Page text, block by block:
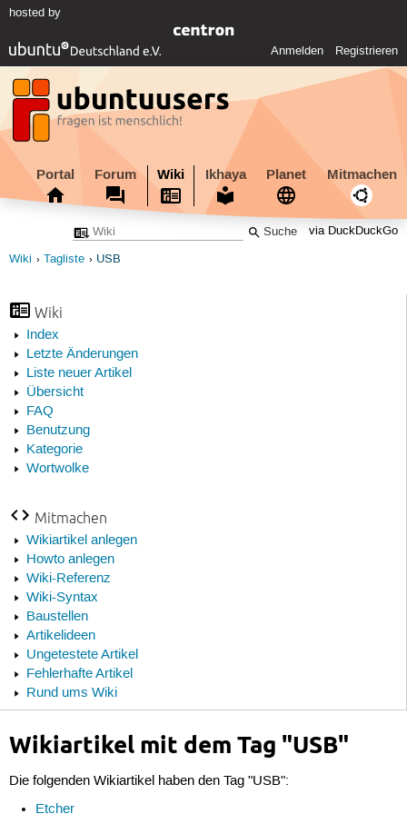
hosted by
Anmelden Registrieren
Portal Forum Wiki Ikhaya Planet Mitmachen
via DuckDuckGo
Wiki Tagliste USB
Wiki
Index
Letzte Änderungen
Liste neuer Artikel
Übersicht
FAQ
Benutzung
Kategorie
Wortwolke
Mitmachen
Wikiartikel anlegen
Howto anlegen
Wiki-Referenz
Wiki-Syntax
Baustellen
Artikelideen
Ungetestete Artikel
Fehlerhafte Artikel
Rund ums Wiki
Wikiartikel mit dem Tag "USB"
Die folgenden Wikiartikel haben den Tag "USB":
Etcher